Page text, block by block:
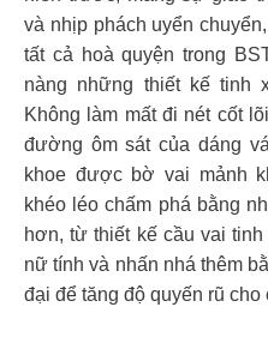
và nhịp phách uyển
tất cả hoà quyện trong
nàng những thiết kế tinh
Không làm mất đi nét cốt
đường ôm sát của dáng
khoe được bờ vai mảnh
khéo léo chấm phá bằng
hơn, từ thiết kế cầu vai
nữ tính và nhấn nhá thêm
đại để tăng độ quyến rũ cho